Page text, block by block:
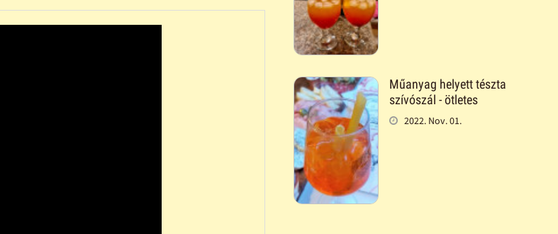
Műanyag helyett tészta
szívószál - ötletes
2022. Nov. 01.